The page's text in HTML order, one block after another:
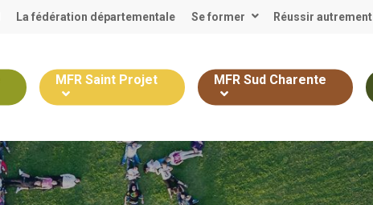
La fédération départementale Se former Réussir autrement
MFR Saint Projet MFR Sud Charente